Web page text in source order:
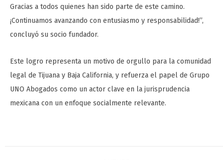
Gracias a todos quienes han sido parte de este camino.
¡Continuamos avanzando con entusiasmo y responsabilidad!”,
concluyó su socio fundador.
Este logro representa un motivo de orgullo para la comunidad
legal de Tijuana y Baja California, y refuerza el papel de Grupo
UNO Abogados como un actor clave en la jurisprudencia
mexicana con un enfoque socialmente relevante.